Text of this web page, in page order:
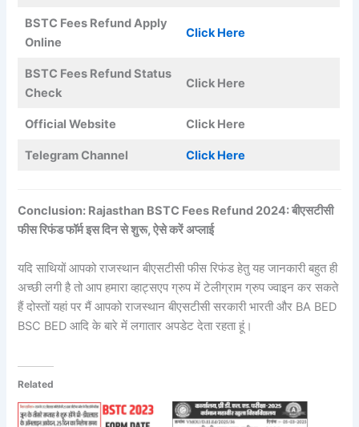
BSTC Fees Refund Apply
Online
Click Here
BSTC Fees Refund Status
Check
Click Here
Official Website Click Here
Telegram Channel Click Here
Conclusion: Rajasthan BSTC Fees Refund 2024: बीएसटीसी
फीस रिफंड फॉर्म इस दिन से शुरू, ऐसे करें अप्लाई
यदि साथियों आपको राजस्थान बीएसटीसी फीस रिफंड हेतु यह जानकारी बहुत ही
अच्छी लगी है तो आप हमारा व्हाट्सएप ग्रुप में टेलीग्राम ग्रुप ज्वाइन कर सकते
हैं दोस्तों यहां पर मैं आपको राजस्थान बीएसटीसी सरकारी भारती और BA BED
BSC BED आदि के बारे में लगातार अपडेट देता रहता हूं।
Related